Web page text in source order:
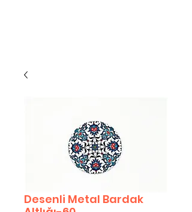
Desenli Metal Bardak